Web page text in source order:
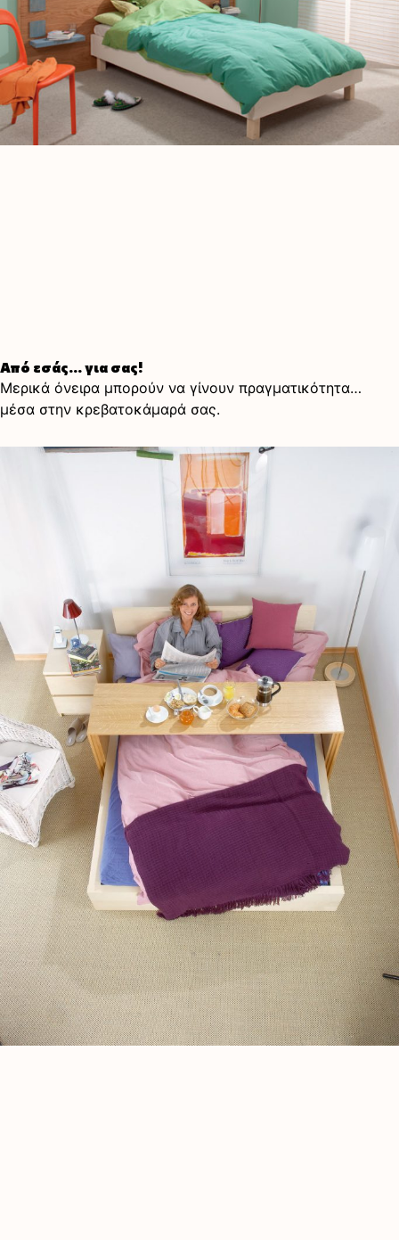
Από εσάς… για σας!
Μερικά όνειρα μπορούν να γίνουν πραγματικότητα…
μέσα στην κρεβατοκάμαρά σας.